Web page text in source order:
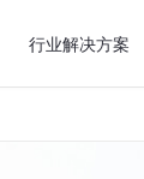
行业解决方案